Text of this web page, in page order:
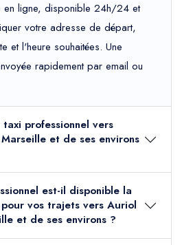
en ligne, disponible 24h/24 et
votre adresse de départ,
et l'heure souhaitées. Une
rapidement par email ou
professionnel vers
et de ses environs
est-il disponible la
vos trajets vers Auriol
et de ses environs ?